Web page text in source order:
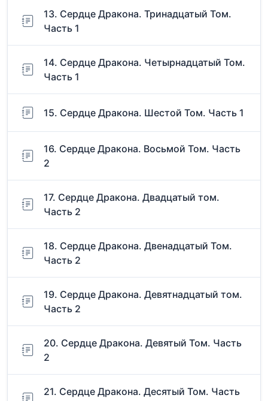
13. Сердце Дракона. Тринадцатый Том.
Часть 1
14. Сердце Дракона. Четырнадцатый Том.
Часть 1
15. Сердце Дракона. Шестой Том. Часть 1
16. Сердце Дракона. Восьмой Том. Часть
2
17. Сердце Дракона. Двадцатый том.
Часть 2
18. Сердце Дракона. Двенадцатый Том.
Часть 2
19. Сердце Дракона. Девятнадцатый том.
Часть 2
20. Сердце Дракона. Девятый Том. Часть
2
21. Сердце Дракона. Десятый Том. Часть